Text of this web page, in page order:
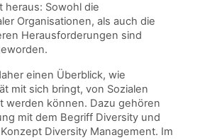
heraus: Sowohl die
Organisationen, als auch die
Herausforderungen sind
einen Überblick, wie
mit sich bringt, von Sozialen
werden können. Dazu gehören
mit dem Begriff Diversity und
Diversity Management. Im